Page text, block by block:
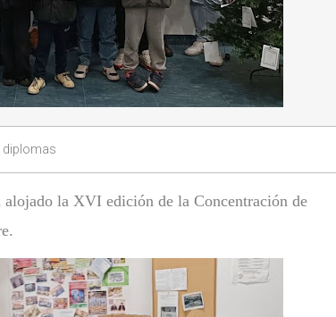
la XVI edición de la Concentración de